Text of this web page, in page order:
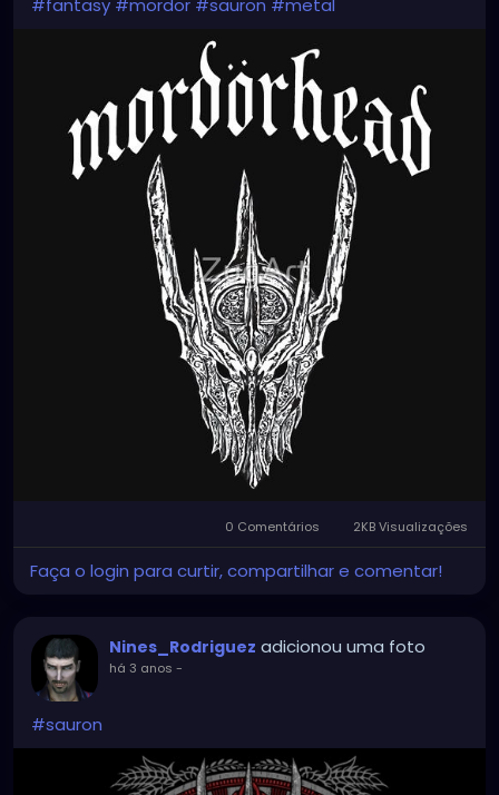
#fantasy #mordor #sauron #metal
0 Comentários 2KB Visualizações
Faça o login para curtir, compartilhar e comentar!
Nines_Rodriguez adicionou uma foto
há 3 anos -
#sauron